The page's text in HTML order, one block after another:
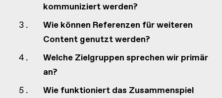
kommuniziert werden?
Wie können Referenzen für weiteren
Content genutzt werden?
Welche Zielgruppen sprechen wir primär
an?
Wie funktioniert das Zusammenspiel